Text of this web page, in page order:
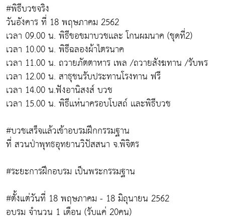
#พิธีบวชจริง
วันอังคาร ที่ 18 พฤษภาคม 2562
เวลา 09.00 น. พิธีขอขมาบวชเเละ โกนผมนาค (ชุดที่2)
เวลา 10.00 น. พิธีฉลองผ้าไตรนาค
เวลา 11.00 น. ถวายภัตตาหาร เพล /ถวายสังฆทาน /รับพร
เวลา 12.00 น. สาธุชนรับประทานโรงทาน ฟรี
เวลา 14.00 น.ฟังอานิสงส์ บวช
เวลา 15.00 น. พิธีเเห่นาครอบโบสถ์ เเละพิธีบวช
#บวชเสร็จเเล้วเข้าอบรมฝึกกรรมฐาน
ที่ สวนป่าพุทธอุทยานวิปัสสนา จ.พิจิตร
#ระยะการฝึกอบรม เป็นพระกรรมฐาน
#ตั้งแต่วันที่ 18 พฤษภาคม - 18 มิถุนายน 2562
อบรม จำนวน 1 เดือน (รับแค่ 20คน)